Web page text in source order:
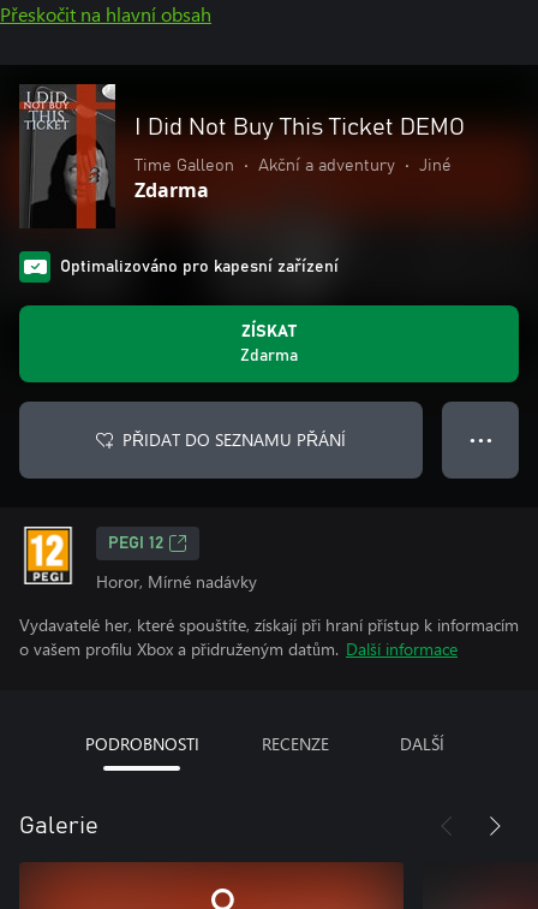
Přeskočit na hlavní obsah
I Did Not Buy This Ticket DEMO
Time Galleon • Akční a adventury • Jiné
Zdarma
Optimalizováno pro kapesní zařízení
ZÍSKAT
Zdarma
PŘIDAT DO SEZNAMU PŘÁNÍ ● ● ●
PEGI 12
Horor, Mírné nadávky
Vydavatelé her, které spouštíte, získají při hraní přístup k informacím
o vašem profilu Xbox a přidruženým datům. Další informace
PODROBNOSTI RECENZE DALŠÍ
Galerie